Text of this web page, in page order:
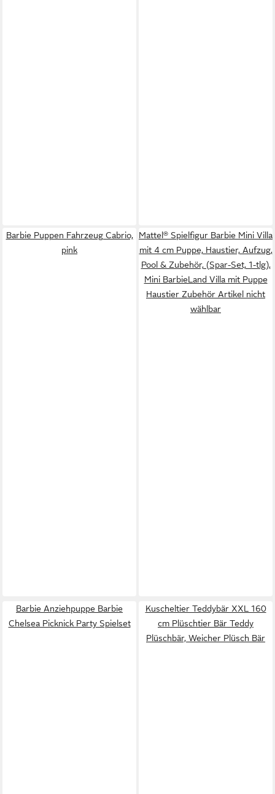
Barbie Puppen Fahrzeug Cabrio,
pink
Mattel® Spielfigur Barbie Mini Villa
mit 4 cm Puppe, Haustier, Aufzug,
Pool & Zubehör, (Spar-Set, 1-tlg),
Mini BarbieLand Villa mit Puppe
Haustier Zubehör Artikel nicht
wählbar
Barbie Anziehpuppe Barbie
Chelsea Picknick Party Spielset
Kuscheltier Teddybär XXL 160
cm Plüschtier Bär Teddy
Plüschbär, Weicher Plüsch Bär